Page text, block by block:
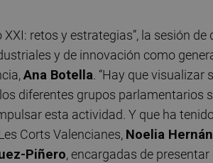
retos y estrategias”, la sesión de
y de innovación como
Ana Botella. “Hay que visualizar
diferentes grupos parlamentarios
esta actividad. Y que ha
Corts Valencianes, Noelia
Piñero, encargadas de